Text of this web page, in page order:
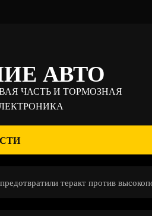
АВТО
ЧАСТЬ И ТОРМОЗНАЯ
теракт против